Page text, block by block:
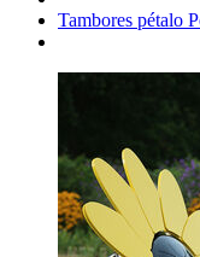
Tambores pétalo